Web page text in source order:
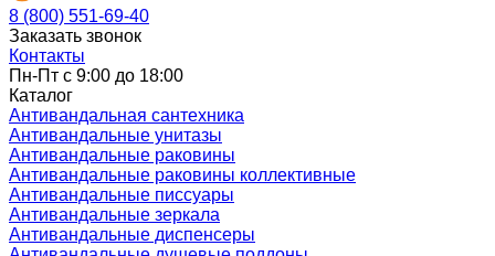
8 (800) 551-69-40
Заказать звонок
Контакты
Пн-Пт с 9:00 до 18:00
Каталог
Антивандальная сантехника
Антивандальные унитазы
Антивандальные раковины
Антивандальные раковины коллективные
Антивандальные писсуары
Антивандальные зеркала
Антивандальные диспенсеры